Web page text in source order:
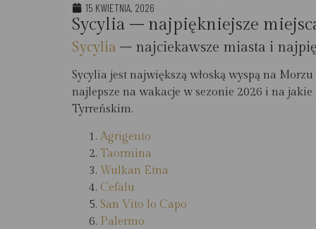
15 KWIETNIA, 2026
Sycylia – najpiękniejsze
Sycylia – najciekawsze miasta i
Sycylia jest największą włoską wyspą na
najlepsze na wakacje w sezonie 2026 i na
Tyrreńskim.
Agrigento
Taormina
Wulkan Etna
Cefalu
San Vito lo Capo
Palermo